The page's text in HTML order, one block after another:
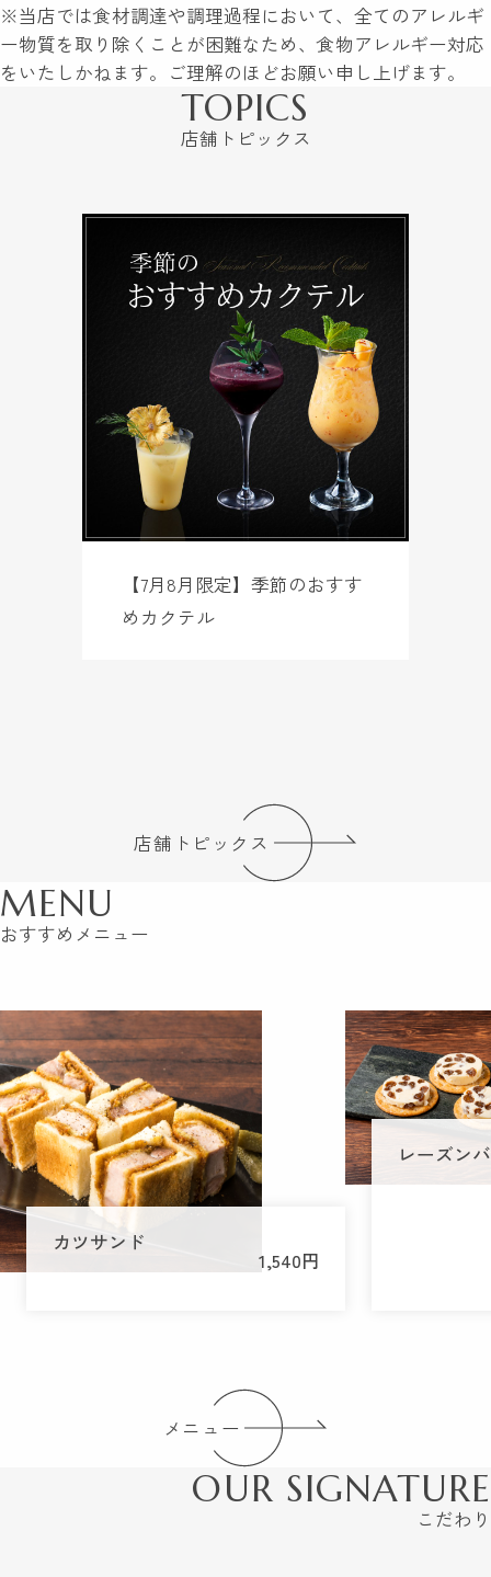
※当店では食材調達や調理過程において、全てのアレルギ
ー物質を取り除くことが困難なため、食物アレルギー対応
をいたしかねます。ご理解のほどお願い申し上げます。
TOPICS
店舗トピックス
【7月8月限定】季節のおすす
めカクテル
店舗トピックス
MENU
おすすめメニュー
カツサンド
1,540円
レーズン
メニュー
OUR SIGNATURE
こだわり